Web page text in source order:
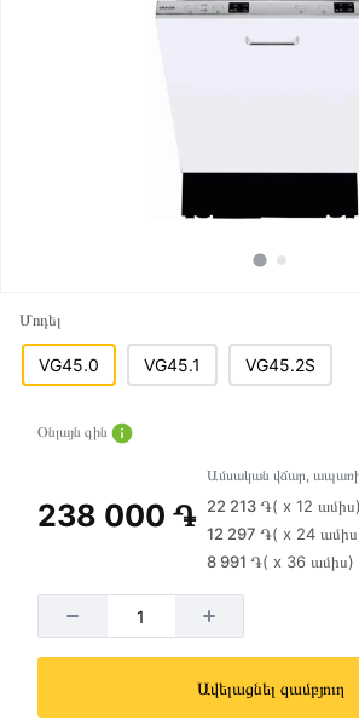
Մոդել
VG45.0 VG45.1 VG45.2S
Օնլայն գին
238 000 ֏
Ամսական վճար,
22 213 ֏( x 12 ամիս)
12 297 ֏( x 24
8 991 ֏( x 36 ամիս)
Ավելացնել զամբյուղ